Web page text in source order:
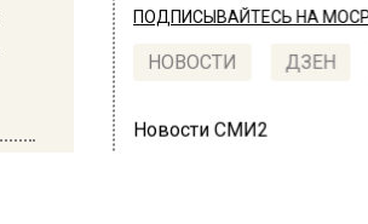
ПОДПИСЫВАЙТЕСЬ НА
НОВОСТИ ДЗЕН
Новости СМИ2